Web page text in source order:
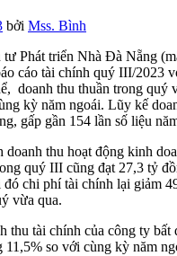
bởi Mss. Bình
Phát triển Nhà Đà Nẵng
cáo tài chính quý III/2023
doanh thu thuần trong quý
kỳ năm ngoái. Lũy kế
gấp gần 154 lần số liệu
doanh thu hoạt động kinh
quý III cũng đạt 27,3 tỷ
chi phí tài chính lại giảm
vừa qua.
thu tài chính của công ty bất
11,5% so với cùng kỳ năm